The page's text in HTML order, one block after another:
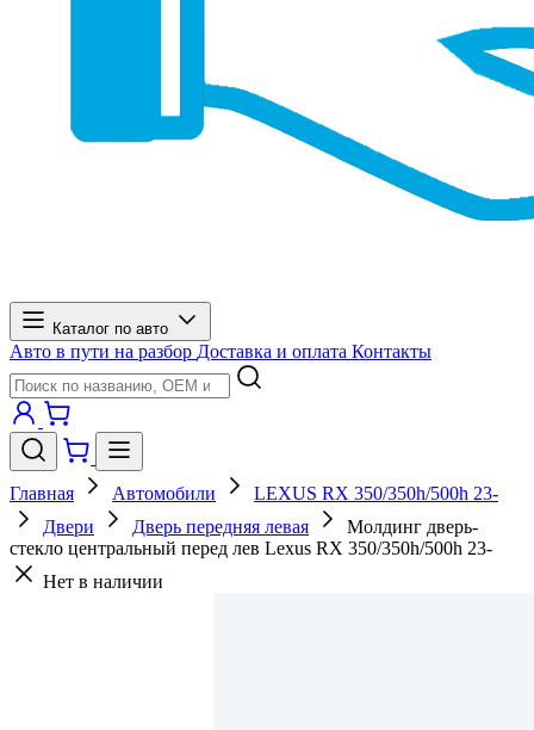
Каталог по авто
Авто в пути на разбор Доставка и оплата Контакты
Главная Автомобили
LEXUS RX 350/350h/500h 23-
Двери
Дверь передняя левая
Молдинг дверь-
стекло центральный перед лев Lexus RX 350/350h/500h 23-
Нет в наличии